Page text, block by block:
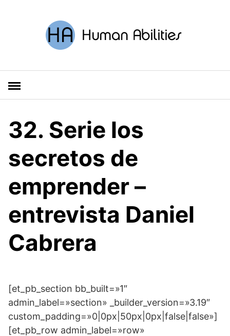
32. Serie los
secretos de
emprender –
entrevista Daniel
Cabrera
[et_pb_section bb_built=»1″
admin_label=»section» _builder_version=»3.19″
custom_padding=»0|0px|50px|0px|false|false»]
[et_pb_row admin_label=»row»